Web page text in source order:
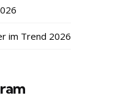
im Trend 2026